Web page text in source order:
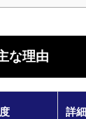
な理由
詳